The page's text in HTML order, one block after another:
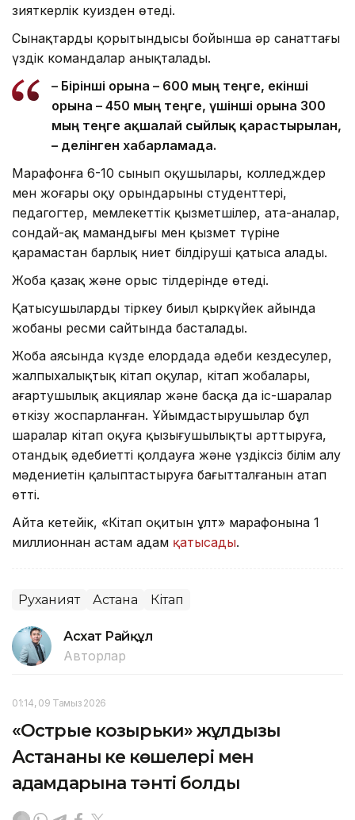
зияткерлік куизден өтеді.
Сынақтардың қорытындысы бойынша әр санаттағы
үздік командалар анықталады.
– Бірінші орынға – 600 мың теңге, екінші
орынға – 450 мың теңге, үшінші орынға 300
мың теңге ақшалай сыйлық қарастырылған,
– делінген хабарламада.
Марафонға 6-10 сынып оқушылары, колледждер
мен жоғары оқу орындарының студенттері,
педагогтер, мемлекеттік қызметшілер, ата-аналар,
сондай-ақ мамандығы мен қызмет түріне
қарамастан барлық ниет білдіруші қатыса алады.
Жоба қазақ және орыс тілдерінде өтеді.
Қатысушыларды тіркеу биыл қыркүйек айында
жобаның ресми сайтында басталады.
Жоба аясында күзде елордада әдеби кездесулер,
жалпыхалықтық кітап оқулар, кітап жобалары,
ағартушылық акциялар және басқа да іс-шаралар
өткізу жоспарланған. Ұйымдастырушылар бұл
шаралар кітап оқуға қызығушылықты арттыруға,
отандық әдебиетті қолдауға және үздіксіз білім алу
мәдениетін қалыптастыруға бағытталғанын атап
өтті.
Айта кетейік, «Кітап оқитын ұлт» марафонына 1
миллионнан астам адам қатысады.
Руханият Астана Кітап
Асхат Райқұл
Авторлар
01:14, 09 Тамыз 2026
«Острые козырьки» жұлдызы
Астананың кең көшелері мен
адамдарына тәнті болды